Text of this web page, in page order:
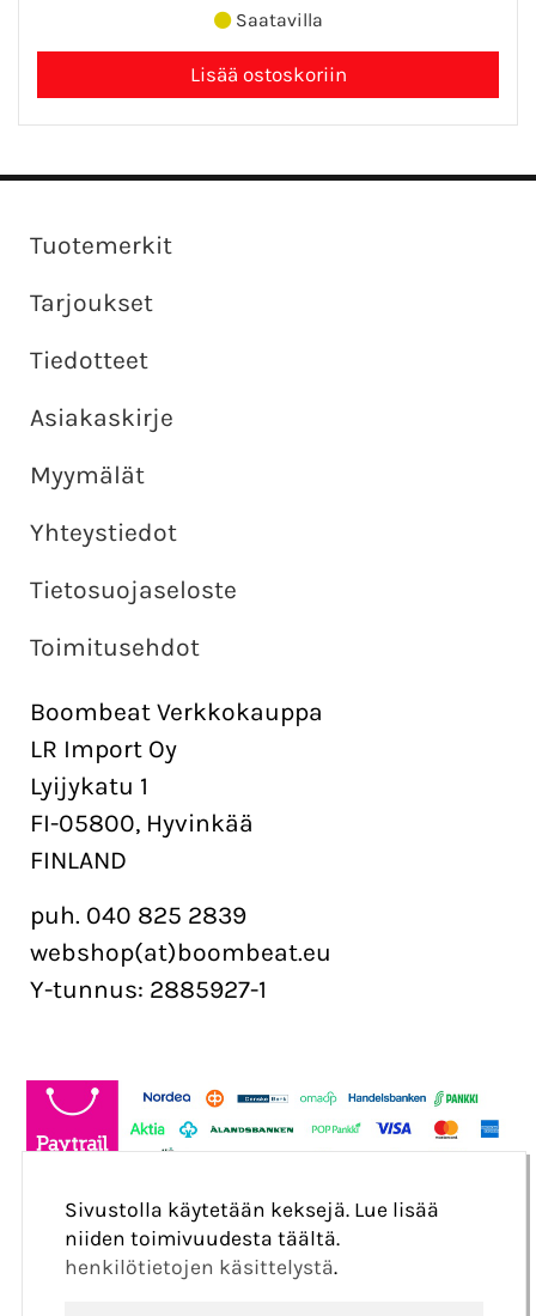
Sivustolla käytetään keksejä. Lue lisää
niiden toimivuudesta täältä.
henkilötietojen käsittelystä.
Saatavilla
Tuotemerkit
Tarjoukset
Tiedotteet
Asiakaskirje
Myymälät
Yhteystiedot
Tietosuojaseloste
Toimitusehdot
Boombeat Verkkokauppa
LR Import Oy
Lyijykatu 1
FI-05800, Hyvinkää
FINLAND
puh. 040 825 2839
webshop(at)boombeat.eu
Y-tunnus: 2885927-1